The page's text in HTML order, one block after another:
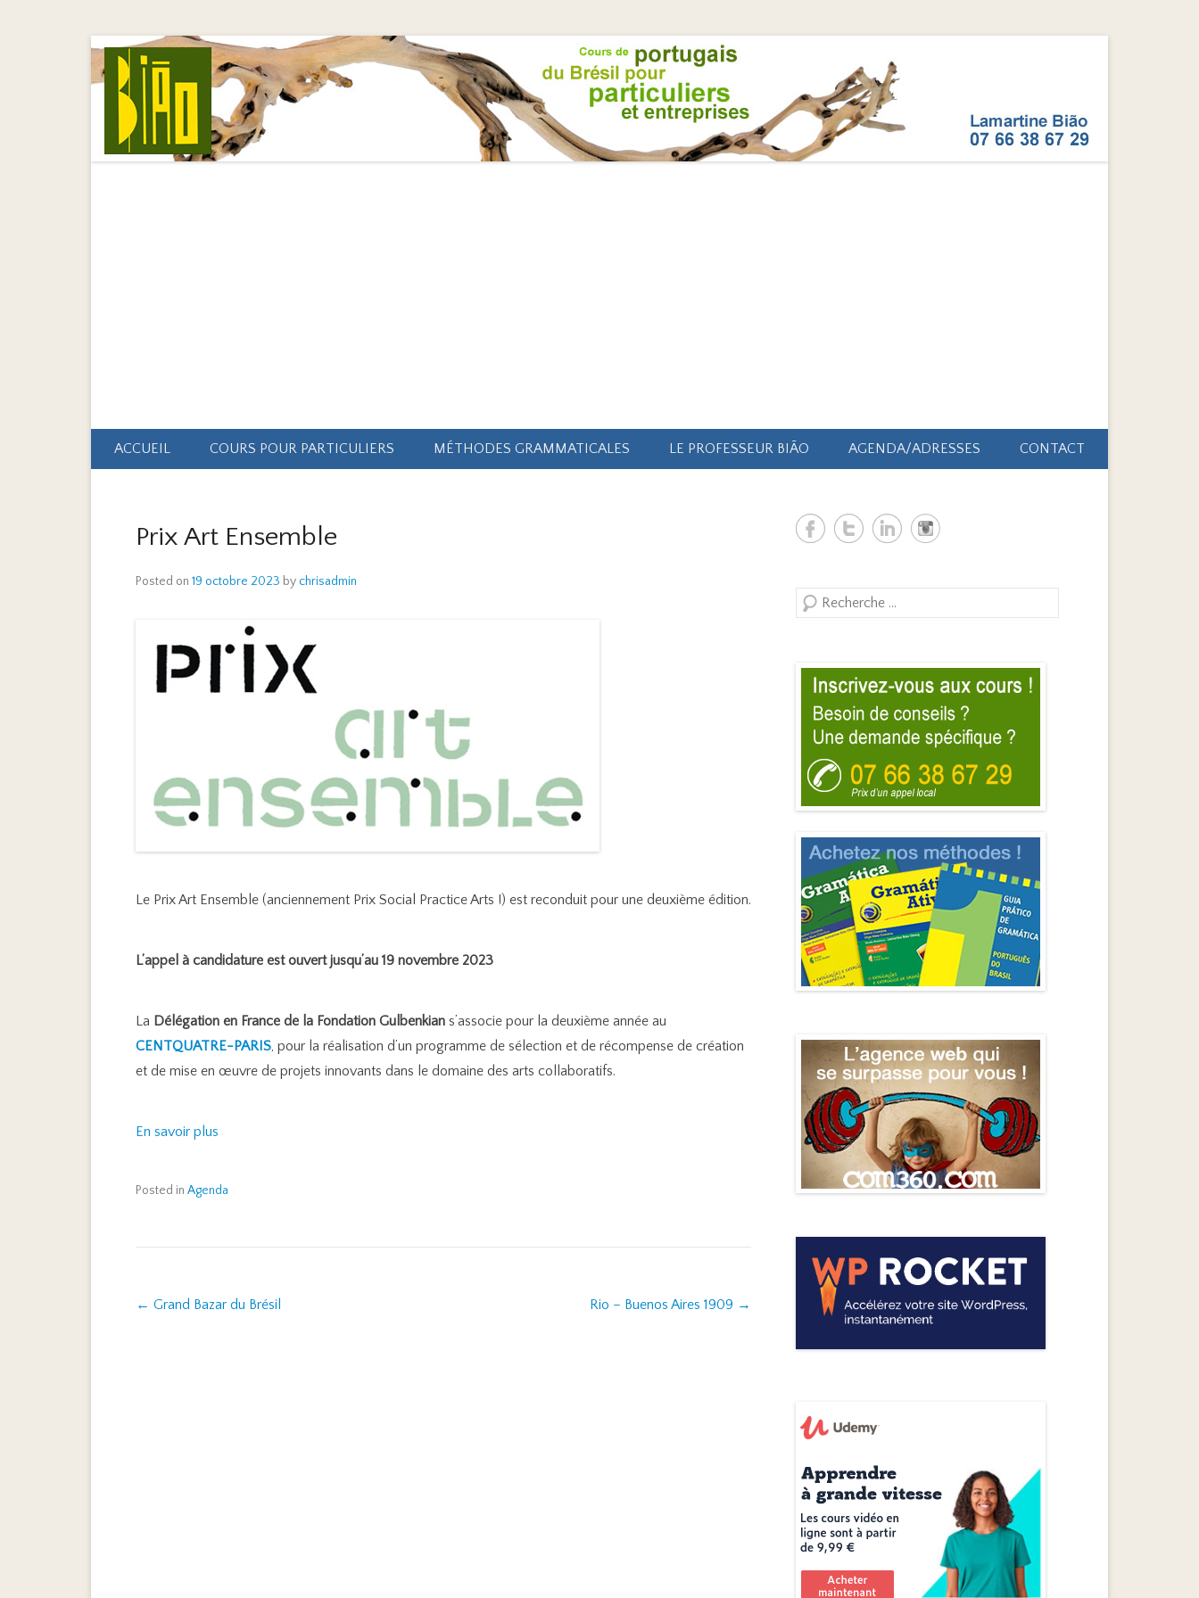
Primary Menu
Skip to content
ACCUEIL COURS POUR PARTICULIERS MÉTHODES GRAMMATICALES LE PROFESSEUR BIÃO AGENDA/ADRESSES CONTACT
Prix Art Ensemble
Posted on 19 octobre 2023 by chrisadmin
Le Prix Art Ensemble (anciennement Prix Social Practice Arts !) est reconduit pour une deuxième édition.
L’appel à candidature est ouvert jusqu’au 19 novembre 2023
La Délégation en France de la Fondation Gulbenkian s’associe pour la deuxième année au
CENTQUATRE-PARIS, pour la réalisation d’un programme de sélection et de récompense de création
et de mise en œuvre de projets innovants dans le domaine des arts collaboratifs.
En savoir plus
Posted in Agenda
Post navigation
← Grand Bazar du Brésil Rio – Buenos Aires 1909 →
Search